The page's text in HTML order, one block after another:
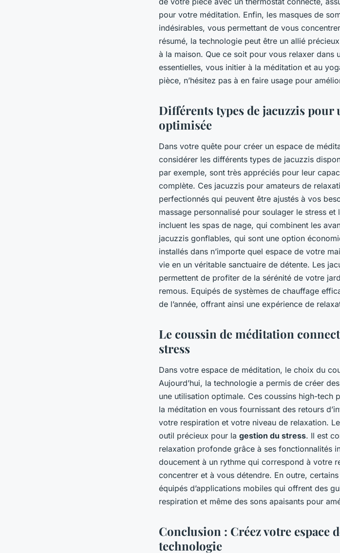
pour votre méditation. Enfin, les masques de
indésirables, vous permettant de vous
résumé, la technologie peut être un allié
à la maison. Que ce soit pour vous relaxer
essentielles, vous initier à la méditation et au
pièce, n’hésitez pas à en faire usage pour
Différents types de jacuzzis pour
optimisée
Dans votre quête pour créer un espace de
considérer les différents types de jacuzzis
par exemple, sont très appréciés pour leur
complète. Ces jacuzzis pour amateurs de
perfectionnés qui peuvent être ajustés à vos
massage personnalisé pour soulager le stress et
incluent les spas de nage, qui combinent les
jacuzzis gonflables, qui sont une option
installés dans n’importe quel espace de votre
vie en un véritable sanctuaire de détente. Les
permettent de profiter de la sérénité de votre
remous. Equipés de systèmes de chauffage
de l’année, offrant ainsi une expérience de
Le coussin de méditation
stress
Dans votre espace de méditation, le choix du
Aujourd’hui, la technologie a permis de créer
une utilisation optimale. Ces coussins high-tech
la méditation en vous fournissant des retours
votre respiration et votre niveau de relaxation.
outil précieux pour la gestion du stress. Il est
relaxation profonde grâce à ses fonctionnalités
doucement à un rythme qui correspond à votre
concentrer et à vous détendre. En outre,
équipés d’applications mobiles qui offrent des
respiration et même des sons apaisants pour
Conclusion : Créez votre espace
technologie